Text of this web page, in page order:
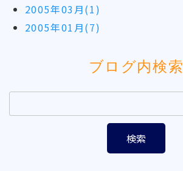
2005年03月(1)
2005年01月(7)
ブログ内検索